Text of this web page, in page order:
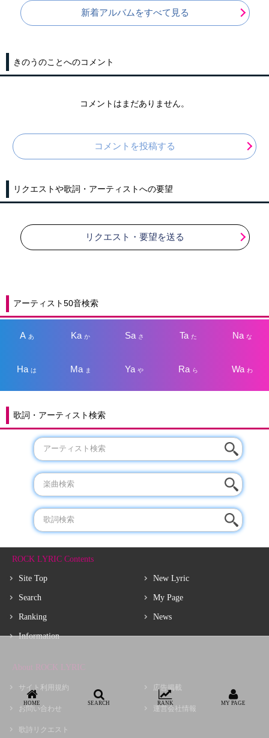
新着アルバムをすべて見る
きのうのことへのコメント
コメントはまだありません。
コメントを投稿する
リクエストや歌詞・アーティストへの要望
リクエスト・要望を送る
アーティスト50音検索
A あ Kaか Sa さ Taた Na な
Haは Ma ま Yaや Ra ら Wa わ
歌詞・アーティスト検索
ROCK LYRIC Contents
Site Top
Search
Ranking
Information
New Lyric
My Page
News
About ROCK LYRIC
サイト利用規約
お問い合わせ
歌詩リクエスト
広告掲載
運営会社情報
HOME SEARCH RANK MY PAGE